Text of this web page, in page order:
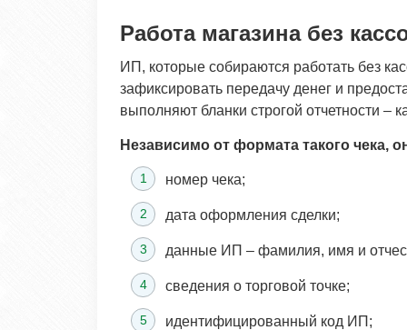
Работа магазина без
ИП, которые собираются работать без
зафиксировать передачу денег и
выполняют бланки строгой отчетности –
Независимо от формата такого чека,
номер чека;
дата оформления сделки;
данные ИП – фамилия, имя и
сведения о торговой точке;
идентифицированный код ИП;